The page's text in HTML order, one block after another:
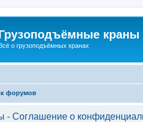
краны
о грузоподъёмных кранах
форумов
- Соглашение о